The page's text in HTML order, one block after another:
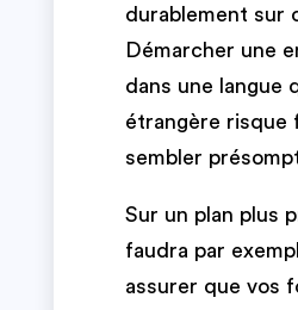
durablement sur
Démarcher une
dans une langue
étrangère risque
sembler
Sur un plan plus
faudra par
assurer que vos